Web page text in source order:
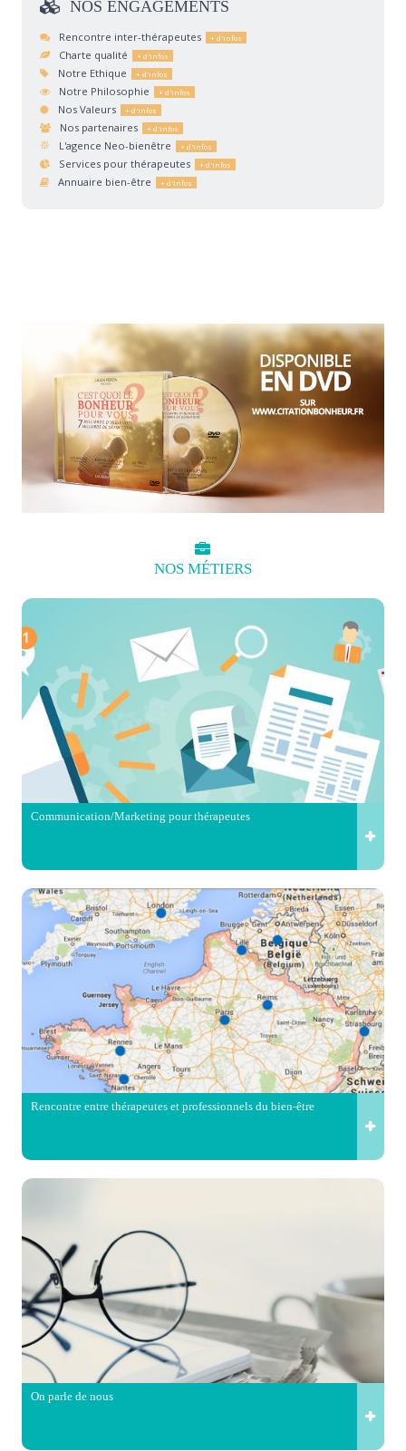
NOS ENGAGEMENTS
Rencontre inter-thérapeutes
Charte qualité
Notre Ethique
Notre Philosophie
Nos Valeurs
Nos partenaires
L'agence Neo-bienêtre
Services pour thérapeutes
Annuaire bien-être
NOS MÉTIERS
Communication/Marketing pour thérapeutes
Rencontre entre thérapeutes et professionnels du bien-être
On parle de nous